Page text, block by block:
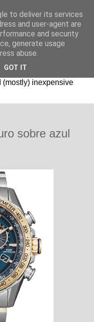
Bonitos e Baratos. //
(mostly) inexpensive
sobre azul
to deliver its services
and user-agent are
and security
generate usage
abuse.
GOT IT